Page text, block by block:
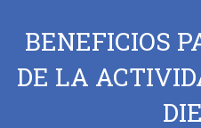
BENEFICIOS
DE LA